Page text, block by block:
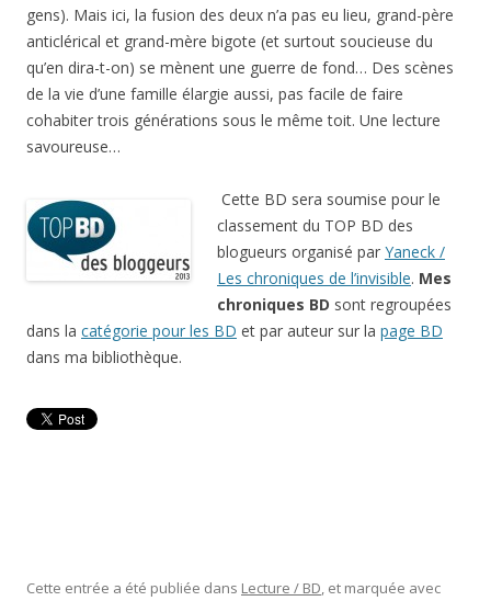
gens). Mais ici, la fusion des deux n’a pas eu lieu, grand-père
anticlérical et grand-mère bigote (et surtout soucieuse du
qu’en dira-t-on) se mènent une guerre de fond… Des scènes
de la vie d’une famille élargie aussi, pas facile de faire
cohabiter trois générations sous le même toit. Une lecture
savoureuse…
Cette BD sera soumise pour le
classement du TOP BD des
blogueurs organisé par Yaneck /
Les chroniques de l’invisible. Mes
chroniques BD sont regroupées
dans la catégorie pour les BD et par auteur sur la page BD
dans ma bibliothèque.
Cette entrée a été publiée dans Lecture / BD, et marquée avec